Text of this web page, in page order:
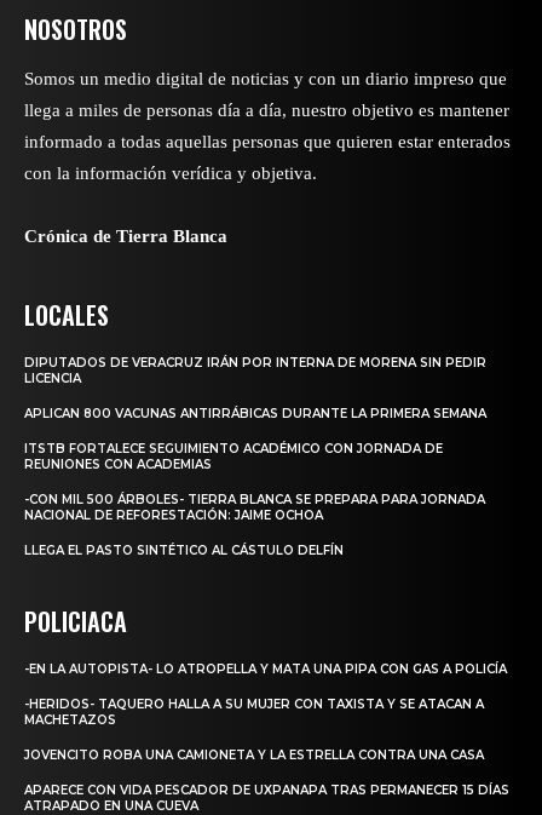
NOSOTROS
Somos un medio digital de noticias y con un diario impreso que
llega a miles de personas día a día, nuestro objetivo es mantener
informado a todas aquellas personas que quieren estar enterados
con la información verídica y objetiva.
Crónica de Tierra Blanca
LOCALES
DIPUTADOS DE VERACRUZ IRÁN POR INTERNA DE MORENA SIN PEDIR
LICENCIA
APLICAN 800 VACUNAS ANTIRRÁBICAS DURANTE LA PRIMERA SEMANA
ITSTB FORTALECE SEGUIMIENTO ACADÉMICO CON JORNADA DE
REUNIONES CON ACADEMIAS
-CON MIL 500 ÁRBOLES- TIERRA BLANCA SE PREPARA PARA JORNADA
NACIONAL DE REFORESTACIÓN: JAIME OCHOA
LLEGA EL PASTO SINTÉTICO AL CÁSTULO DELFÍN
POLICIACA
-EN LA AUTOPISTA- LO ATROPELLA Y MATA UNA PIPA CON GAS A POLICÍA
-HERIDOS- TAQUERO HALLA A SU MUJER CON TAXISTA Y SE ATACAN A
MACHETAZOS
JOVENCITO ROBA UNA CAMIONETA Y LA ESTRELLA CONTRA UNA CASA
APARECE CON VIDA PESCADOR DE UXPANAPA TRAS PERMANECER 15 DÍAS
ATRAPADO EN UNA CUEVA